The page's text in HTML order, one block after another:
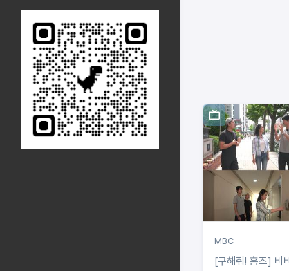
MBC
[구해줘! 홈즈] 비비